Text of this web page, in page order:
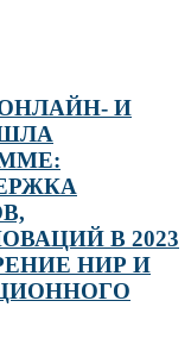
ОНЛАЙН- И
В 2023
НИР И